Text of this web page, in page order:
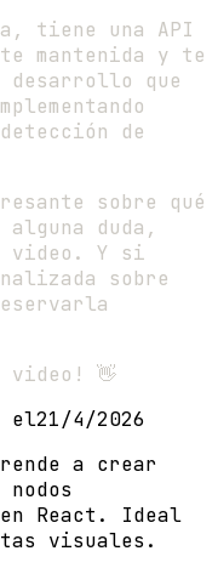
tiene una API
mantenida y te
desarrollo que
de
sobre qué
duda,
video. Y si
sobre
video! 👋
el21/4/2026
a crear
React. Ideal
visuales.